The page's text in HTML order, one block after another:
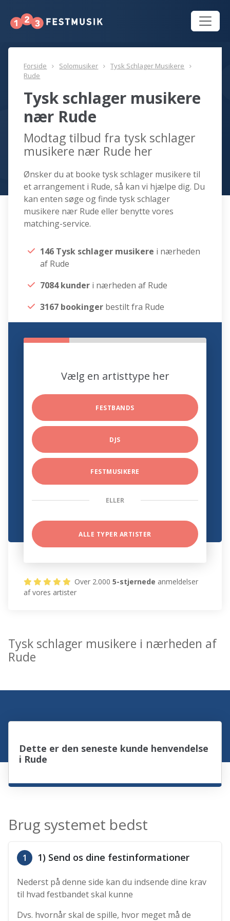
Forside Solomusiker
Tysk Schlager Musikere
Rude
Tysk schlager musikere
nær Rude
Modtag tilbud fra tysk schlager
musikere nær Rude her
Ønsker du at booke tysk schlager musikere til
et arrangement i Rude, så kan vi hjælpe dig. Du
kan enten søge og finde tysk schlager
musikere nær Rude eller benytte vores
matching-service.
146 Tysk schlager musikere i nærheden
af Rude
7084 kunder i nærheden af Rude
3167 bookinger bestilt fra Rude
Vælg en artisttype her
FESTBANDS
DJS
FESTMUSIKERE
ELLER
ALLE TYPER ARTISTER
Over 2.0005-stjernede anmeldelser
af vores artister
Tysk schlager musikere i nærheden af
Rude
Dette er den seneste kunde henvendelse
i Rude
Brug systemet bedst
1 1) Send os dine festinformationer
Nederst på denne side kan du indsende dine krav
til hvad festbandet skal kunne
Dvs. hvornår skal de spille, hvor meget må de